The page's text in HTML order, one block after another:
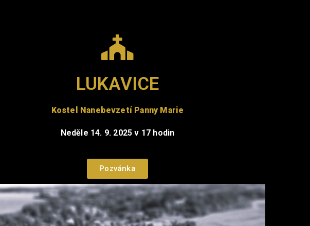
LUKAVICE
Kostel Nanebevzetí Panny Marie
Neděle 14. 9. 2025 v 17 hodin
Pozvánka